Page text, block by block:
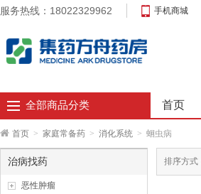
服务热线：18022329962 手机商城
全部商品分类 首页
首页 > 家庭常备药 > 消化系统 > 蛔虫病
治病找药
恶性肿瘤
排序方式